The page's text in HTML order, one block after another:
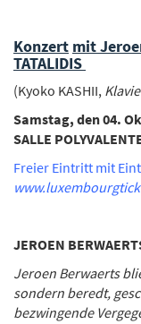
Konzert mit
TATALIDIS
(Kyoko KASHII,
Samstag, den 04.
SALLE
Freier Eintritt mit
JEROEN
Jeroen Berwaerts
sondern beredt,
bezwingende